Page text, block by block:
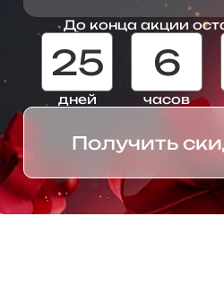
До конца акции
25
дней
6
часов
Получить